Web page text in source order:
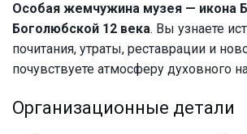
Особая жемчужина музея — икона
Боголюбской 12 века. Вы узнаете
почитания, утраты, реставрации и
почувствуете атмосферу духовного
Организационные детали